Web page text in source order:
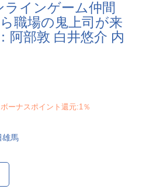
ラインゲーム仲間
職場の鬼上司が来
阿部敦 白井悠介 内
ーナスポイント還元:1％
雄馬